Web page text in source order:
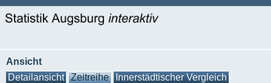
Ansicht
Detailansicht
Zeitreihe Innerstädtischer Vergleich